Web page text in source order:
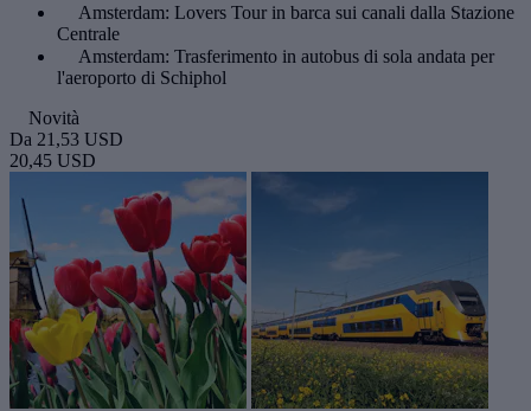
Amsterdam: Lovers Tour in barca sui canali dalla Stazione
Centrale
Amsterdam: Trasferimento in autobus di sola andata per
l'aeroporto di Schiphol
Novità
Da 21,53 USD
20,45 USD